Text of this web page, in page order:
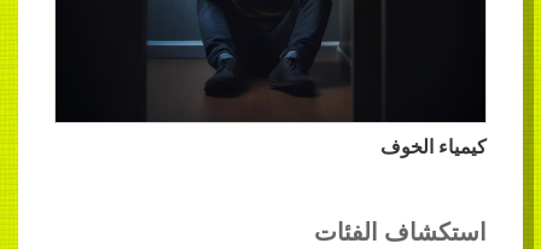
كيمياء الخوف
استكشاف الفئات